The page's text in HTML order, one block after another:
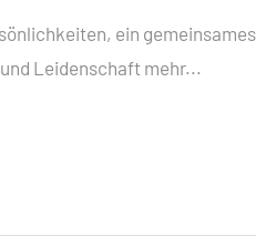
ein
Leidenschaft mehr...